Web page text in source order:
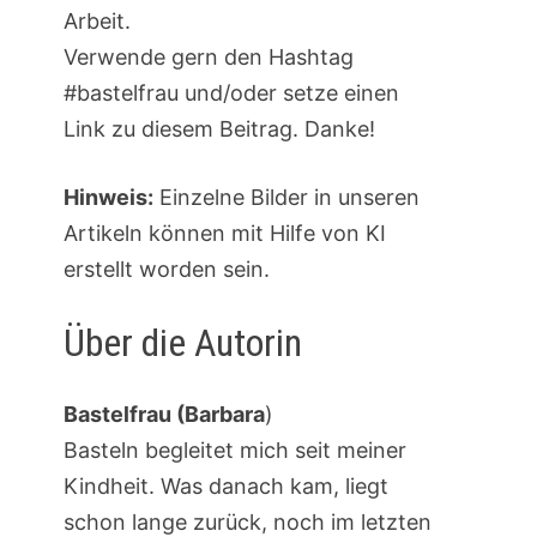
Arbeit.
Verwende gern den Hashtag
#bastelfrau und/oder setze einen
Link zu diesem Beitrag. Danke!
Hinweis: Einzelne Bilder in unseren
Artikeln können mit Hilfe von KI
erstellt worden sein.
Über die Autorin
Bastelfrau (Barbara)
Basteln begleitet mich seit meiner
Kindheit. Was danach kam, liegt
schon lange zurück, noch im letzten